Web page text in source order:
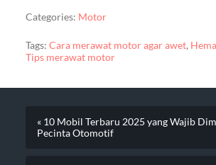
Categories: Motor
Tags: Cara merawat motor agar awet,
Tips merawat motor
« 10 Mobil Terbaru 2025 yang Wajib
Pecinta Otomotif